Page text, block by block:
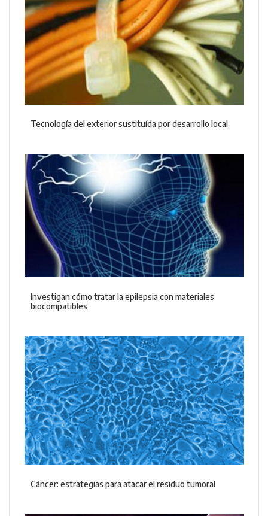
Tecnología del exterior sustituída por desarrollo local
Investigan cómo tratar la epilepsia con materiales
biocompatibles
Cáncer: estrategias para atacar el residuo tumoral